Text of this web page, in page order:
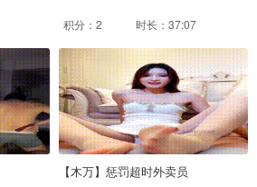
积分：2 时长：37:07
【木万】惩罚超时外卖员